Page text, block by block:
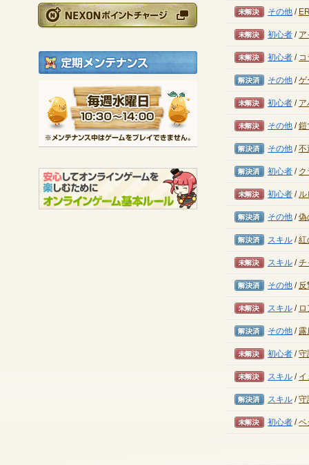
NEXONポイントチ
定期メンテナンス
毎週水曜日 10:30
※メンテナンス中は
未解決
その他 /
未解決
初心者 /
未解決
初心者 /
解決済み
その他 /ゲ
未解決
初心者 /
未解決
その他 /鎧
解決済み
その他 /不
解決済み
初心者 / ク
未解決
初心者 /
解決済み
その他 /偽
解決済み
スキル /紅
未解決
スキル /チ
解決済み
その他 /
未解決
スキル /
解決済み
その他 /
未解決
初心者 /守
未解決
スキル /
解決済み
スキル /守
未解決
初心者 /ベ